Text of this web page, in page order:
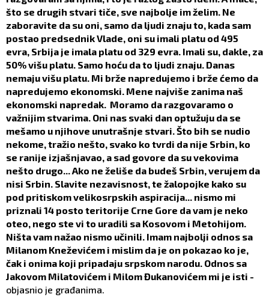
što se drugih stvari tiče, sve najbolje im želim. Ne
zaboravite da su oni, samo da ljudi znaju to, kada sam
postao predsednik Vlade, oni su imali platu od 495
evra, Srbija je imala platu od 329 evra. Imali su, dakle, za
50% višu platu. Samo hoću da to ljudi znaju. Danas
nemaju višu platu. Mi brže napredujemo i brže ćemo da
napredujemo ekonomski. Mene najviše zanima naš
ekonomski napredak. Moramo da razgovaramo o
važnijim stvarima. Oni nas svaki dan optužuju da se
mešamo u njihove unutrašnje stvari. Što bih se nudio
nekome, tražio nešto, svako ko tvrdi da nije Srbin, ko
se ranije izjašnjavao, a sad govore da su vekovima
nešto drugo... Ako ne želiše da budeš Srbin, verujem da
nisi Srbin. Slavite nezavisnost, te žalopojke kako su
pod pritiskom velikosrpskih aspiracija... nismo mi
priznali 14 posto teritorije Crne Gore da vam je neko
oteo, nego ste vi to uradili sa Kosovom i Metohijom.
Ništa vam nažao nismo učinili. Imam najbolji odnos sa
Milanom Kneževićem i mislim da je on pokazao ko je,
čak i onima koji pripadaju srpskom narodu. Odnos sa
Jakovom Milatovićem i Milom Đukanovićem mi je isti -
objasnio je građanima.